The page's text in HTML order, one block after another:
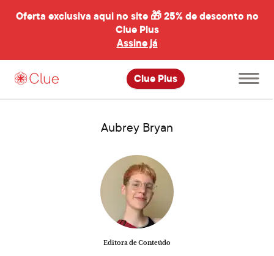
Oferta exclusiva aqui no site 🎁25% de desconto no
Clue Plus
Assine já
Clue Plus
Abrir
menu
principal
Aubrey Bryan
Editora de Conteúdo